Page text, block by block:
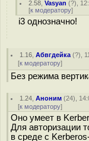
2.58 ,Vasyan (?),
[к модератору]
i3 однозначно!
1.16 ,Абвгдейка (?),
[к модератору]
Без режима
1.24 ,Аноним (24),
[к модератору]
Оно умеет в
Для авторизации
в среде с